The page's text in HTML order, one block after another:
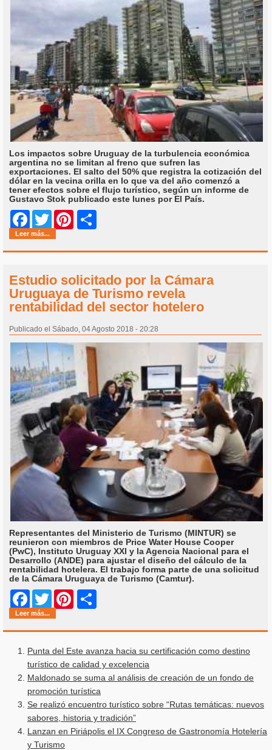
Los impactos sobre Uruguay de la turbulencia económica
argentina no se limitan al freno que sufren las
exportaciones. El salto del 50% que registra la cotización del
dólar en la vecina orilla en lo que va del año comenzó a
tener efectos sobre el flujo turístico, según un informe de
Gustavo Stok publicado este lunes por El País.
Facebook
Twitter Pinterest
Leer más...
Estudio solicitado por la Cámara
Uruguaya de Turismo revela
rentabilidad del sector hotelero
Publicado el Sábado, 04 Agosto 2018 - 20:28
Representantes del Ministerio de Turismo (MINTUR) se
reunieron con miembros de Price Water House Cooper
(PwC), Instituto Uruguay XXI y la Agencia Nacional para el
Desarrollo (ANDE) para ajustar el diseño del cálculo de la
rentabilidad hotelera. El trabajo forma parte de una solicitud
de la Cámara Uruguaya de Turismo (Camtur).
Facebook
Twitter Pinterest
Leer más...
Punta del Este avanza hacia su certificación como destino
turístico de calidad y excelencia
Maldonado se suma al análisis de creación de un fondo de
promoción turística
Se realizó encuentro turístico sobre “Rutas temáticas: nuevos
sabores, historia y tradición”
Lanzan en Piriápolis el IX Congreso de Gastronomía Hotelería
y Turismo